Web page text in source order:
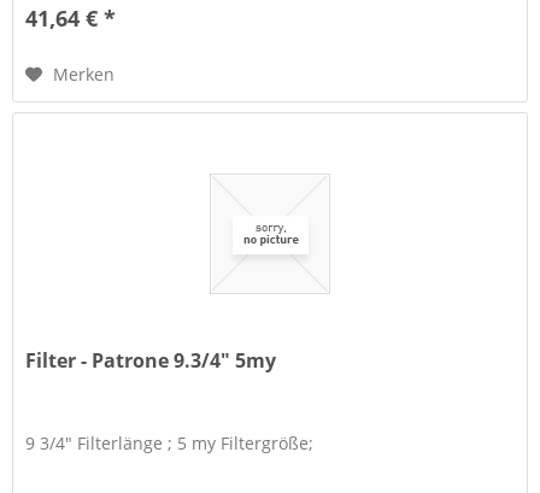
41,64 € *
Merken
Filter - Patrone 9.3/4" 5my
9 3/4" Filterlänge ; 5 my Filtergröße;